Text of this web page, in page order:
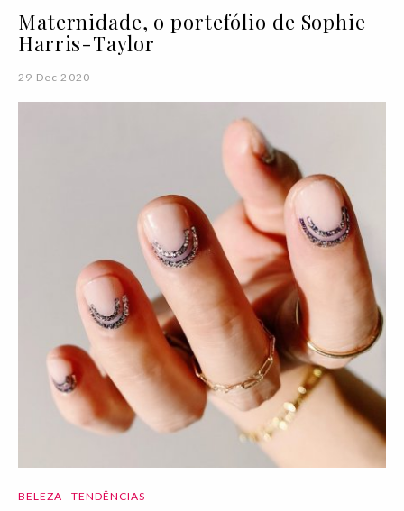
Maternidade, o portefólio de Sophie
Harris-Taylor
29 Dec 2020
BELEZA TENDÊNCIAS